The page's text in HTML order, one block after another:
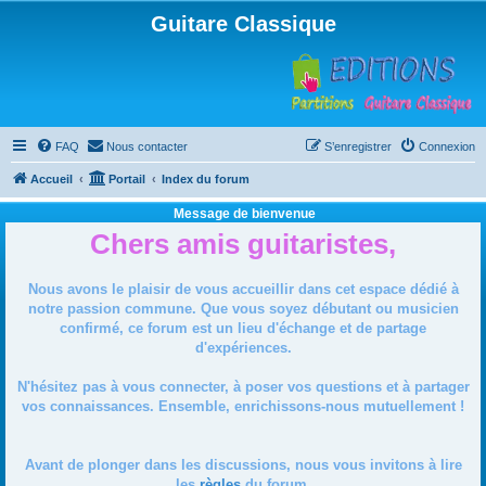
Guitare Classique
FAQ Nous contacter Connexion
S’enregistrer
Accueil Portail Index du forum
Message de bienvenue
Chers amis guitaristes,
Nous avons le plaisir de vous accueillir dans cet espace dédié à
notre passion commune. Que vous soyez débutant ou musicien
confirmé, ce forum est un lieu d'échange et de partage
d'expériences.
N'hésitez pas à vous connecter, à poser vos questions et à partager
vos connaissances. Ensemble, enrichissons-nous mutuellement !
Avant de plonger dans les discussions, nous vous invitons à lire